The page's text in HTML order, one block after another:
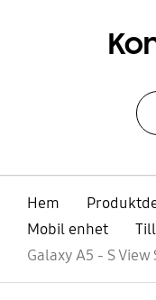
Hem
Mobil enhet
Galaxy A5 - S